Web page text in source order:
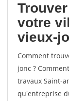
votre
vieux-
Comment
jonc ?
travaux Saint-
qu'entreprise